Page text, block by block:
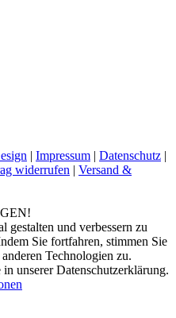
| Impressum | Datenschutz |
widerrufen | Versand &
gestalten und verbessern zu
Sie fortfahren, stimmen Sie
Technologien zu.
unserer Datenschutzerklärung.